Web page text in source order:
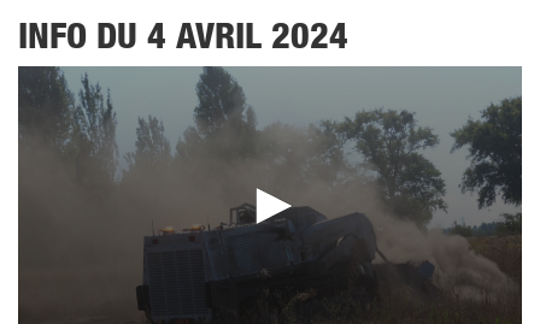
contenu
principal
INFO DU 4 AVRIL 2024